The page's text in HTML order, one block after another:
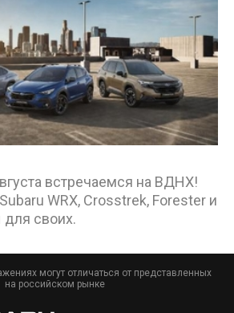
встречаемся на ВДНХ!
WRX, Crosstrek, Forester и
своих.
могут отличаться от представленных
на российском рынке